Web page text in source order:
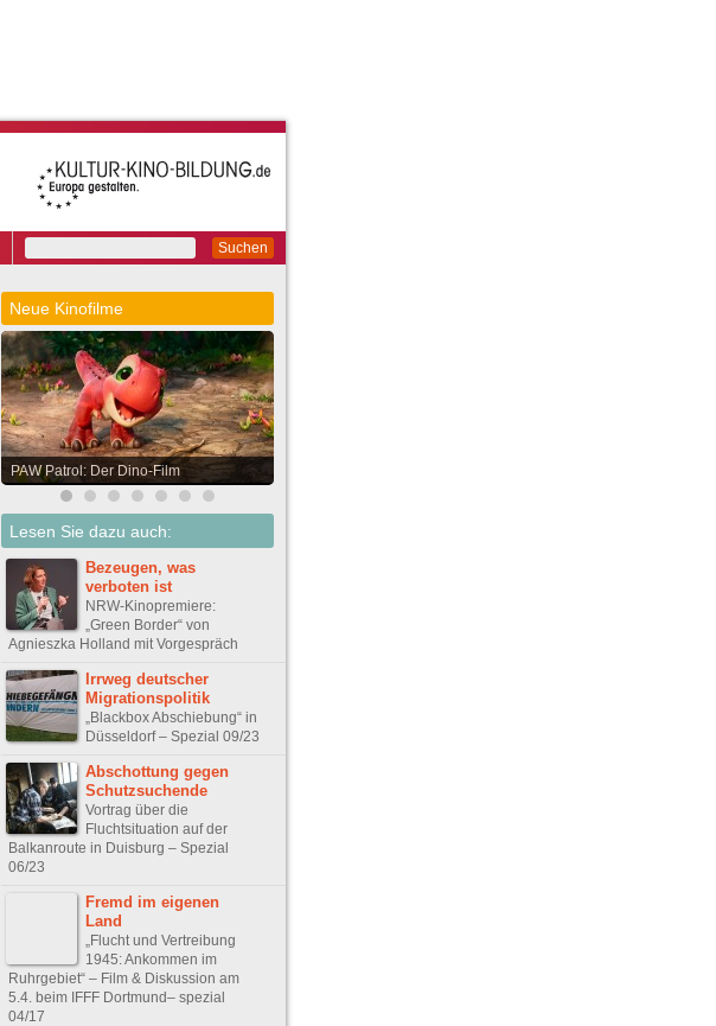
Suchen
Neue Kinofilme
PAW Patrol: Der Dino-Film
Lesen Sie dazu auch:
Bezeugen, was
verboten ist
NRW-Kinopremiere:
„Green Border“ von
Agnieszka Holland mit Vorgespräch
Irrweg deutscher
Migrationspolitik
„Blackbox Abschiebung“ in
Düsseldorf – Spezial 09/23
Abschottung gegen
Schutzsuchende
Vortrag über die
Fluchtsituation auf der
Balkanroute in Duisburg – Spezial
06/23
Fremd im eigenen
Land
„Flucht und Vertreibung
1945: Ankommen im
Ruhrgebiet“ – Film & Diskussion am
5.4. beim IFFF Dortmund– spezial
04/17